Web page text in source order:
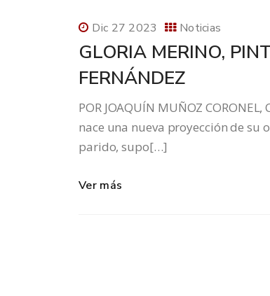
Dic 27 2023 Noticias
GLORIA MERINO,
FERNÁNDEZ
POR JOAQUÍN MUÑOZ
nace una nueva proyección de
parido, supo[…]
Ver más